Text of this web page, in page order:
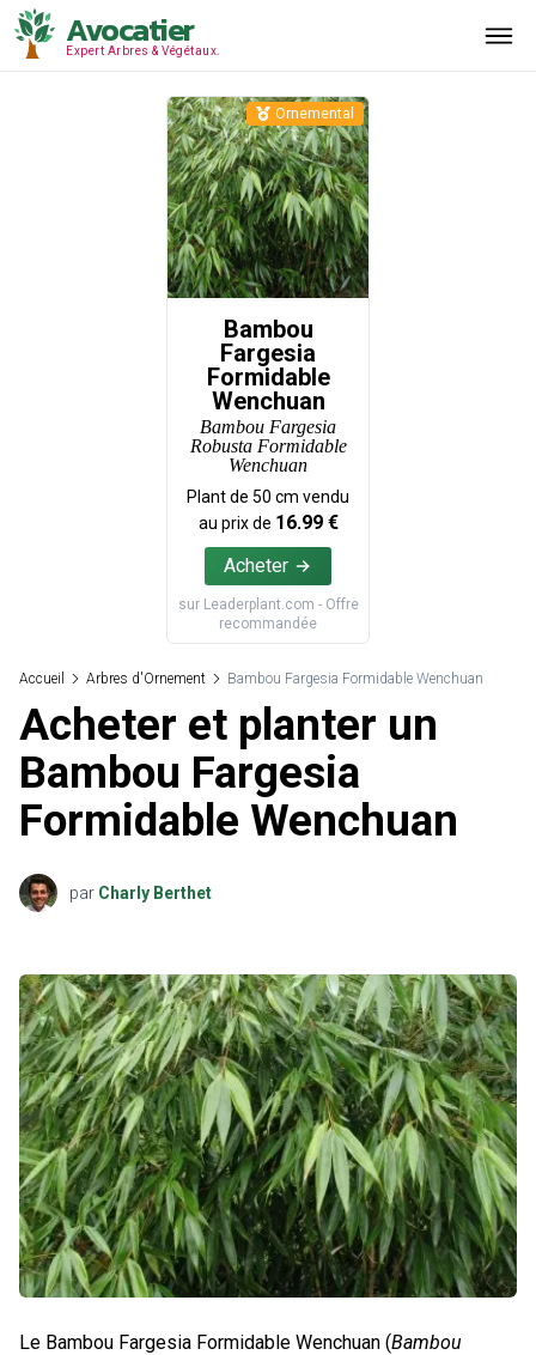
Avocatier
Expert Arbres & Végétaux.
Bambou
Fargesia
Formidable
Wenchuan
Bambou Fargesia
Robusta Formidable
Wenchuan
Plant de 50 cm vendu
au prix de 16.99€
Acheter
sur Leaderplant.com - Offre
recommandée
Ornemental
Accueil Arbres d'Ornement Bambou Fargesia Formidable Wenchuan
Acheter et planter un
Bambou Fargesia
Formidable Wenchuan
par Charly Berthet
Le Bambou Fargesia Formidable Wenchuan (Bambou